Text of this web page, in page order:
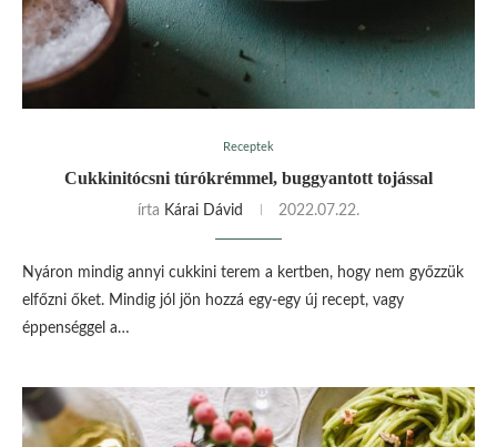
Receptek
Cukkinitócsni túrókrémmel, buggyantott tojással
írta Kárai Dávid 2022.07.22.
Nyáron mindig annyi cukkini terem a kertben, hogy nem győzzük
elfőzni őket. Mindig jól jön hozzá egy-egy új recept, vagy
éppenséggel a…